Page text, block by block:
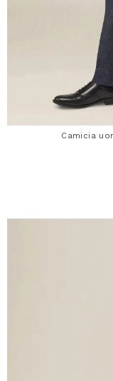
Camicia